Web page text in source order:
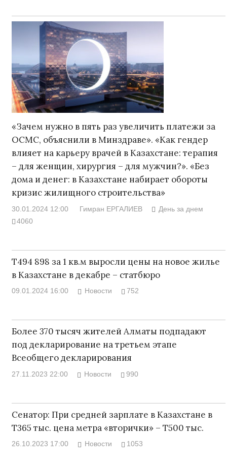
«Зачем нужно в пять раз увеличить платежи за
ОСМС, объяснили в Минздраве». «Как гендер
влияет на карьеру врачей в Казахстане: терапия
– для женщин, хирургия – для мужчин?». «Без
дома и денег: в Казахстане набирает обороты
кризис жилищного строительства»
30.01.2024 12:00 Гимран ЕРГАЛИЕВ
День за днем
4060
Т494 898 за 1 кв.м выросли цены на новое жилье
в Казахстане в декабре – статбюро
09.01.2024 16:00 Новости 752
Более 370 тысяч жителей Алматы подпадают
под декларирование на третьем этапе
Всеобщего декларирования
27.11.2023 22:00 Новости 990
Сенатор: При средней зарплате в Казахстане в
Т365 тыс. цена метра «вторички» – Т500 тыс.
26.10.2023 17:00 Новости 1053